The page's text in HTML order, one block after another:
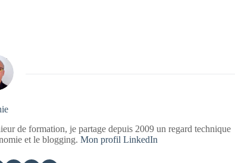
de formation, je partage depuis 2009 un regard technique
et le blogging.Mon profil LinkedIn